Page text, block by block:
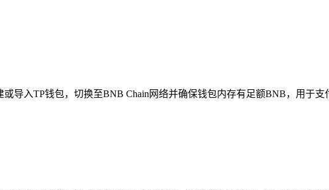
导入TP钱包，切换至BNB Chain网络并确保钱包内存有足额BNB，用于支